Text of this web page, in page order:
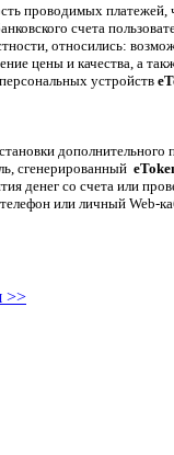
проводимых
счета
относились:
цены и качества, а
устройств
сгенерированный
денег со счета или
или личный Web-
>>